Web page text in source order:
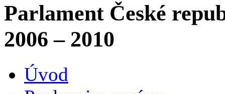
Parlament České
2006 – 2010
Úvod